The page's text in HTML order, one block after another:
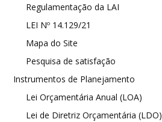
Regulamentação da LAI
LEI Nº 14.129/21
Mapa do Site
Pesquisa de satisfação
Instrumentos de Planejamento
Lei Orçamentária Anual (LOA)
Lei de Diretriz Orçamentária (LDO)